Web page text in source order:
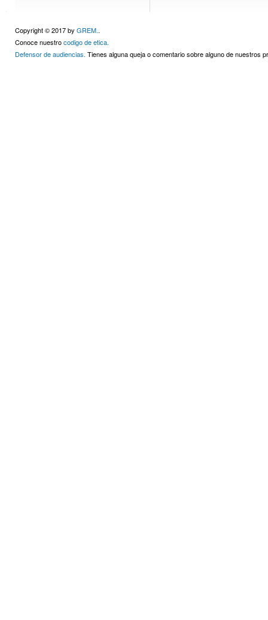
Copyright © 2017 by GREM..
Conoce nuestrocodigo de etica.
Defensor de audiencias. Tienes alguna queja o comentario sobre alguno de nuestros